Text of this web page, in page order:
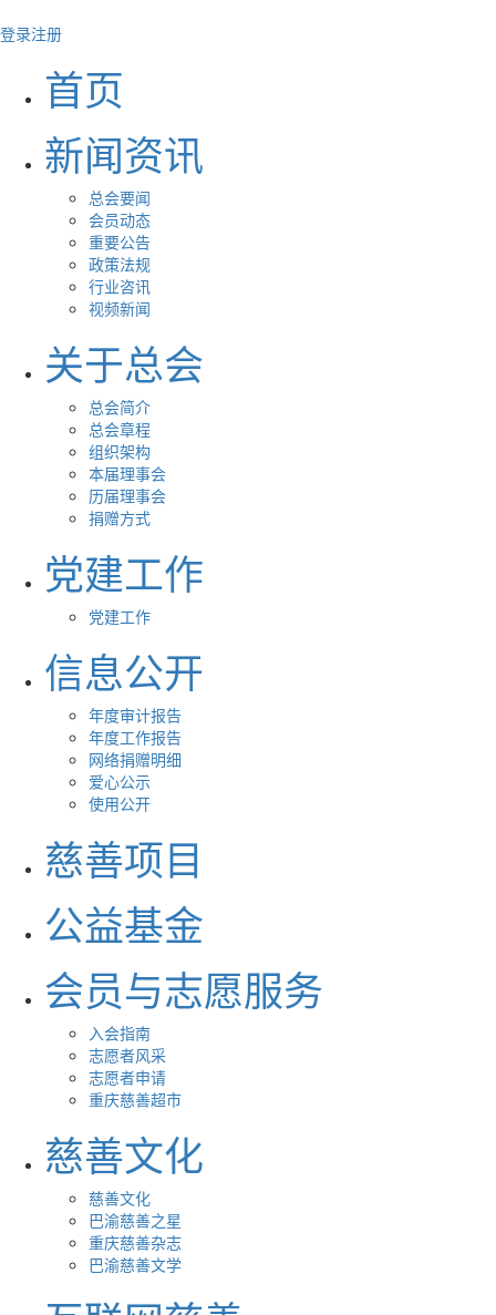
登录注册
首页
新闻资讯
总会要闻
会员动态
重要公告
政策法规
行业咨讯
视频新闻
关于总会
总会简介
总会章程
组织架构
本届理事会
历届理事会
捐赠方式
党建工作
党建工作
信息公开
年度审计报告
年度工作报告
网络捐赠明细
爱心公示
使用公开
慈善项目
公益基金
会员与志愿服务
入会指南
志愿者风采
志愿者申请
重庆慈善超市
慈善文化
慈善文化
巴渝慈善之星
重庆慈善杂志
巴渝慈善文学